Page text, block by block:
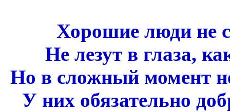
Хорошие люди не
Не лезут в глаза,
Но в сложный момент
У них обязательно